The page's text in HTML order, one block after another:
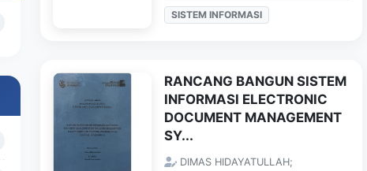
SISTEM INFORMASI
RANCANG BANGUN SISTEM
INFORMASI ELECTRONIC
DOCUMENT MANAGEMENT
SY...
DIMAS HIDAYATULLAH;